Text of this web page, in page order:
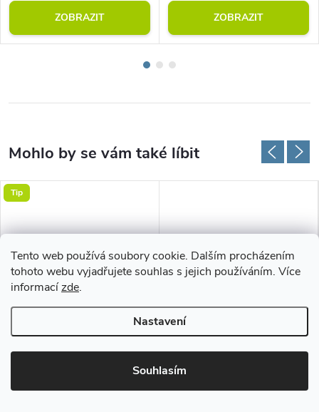
Tento web používá soubory cookie. Dalším procházením
tohoto webu vyjadřujete souhlas s jejich používáním. Více
informacízde.
Nastavení
Souhlasím
ZOBRAZIT ZOBRAZIT
Tip
od65 Kč 149 Kč